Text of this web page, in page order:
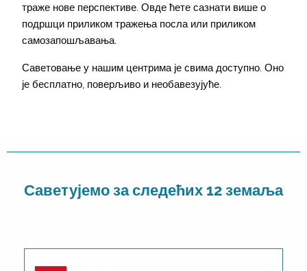
траже нове перспективе. Овде ћете сазнати више о
подршци приликом тражења посла или приликом
самозапошљавања.
Саветовање у нашим центрима је свима доступно. Оно
је бесплатно, поверљиво и необавезујуће.
Саветујемо за следећих 12 земаља